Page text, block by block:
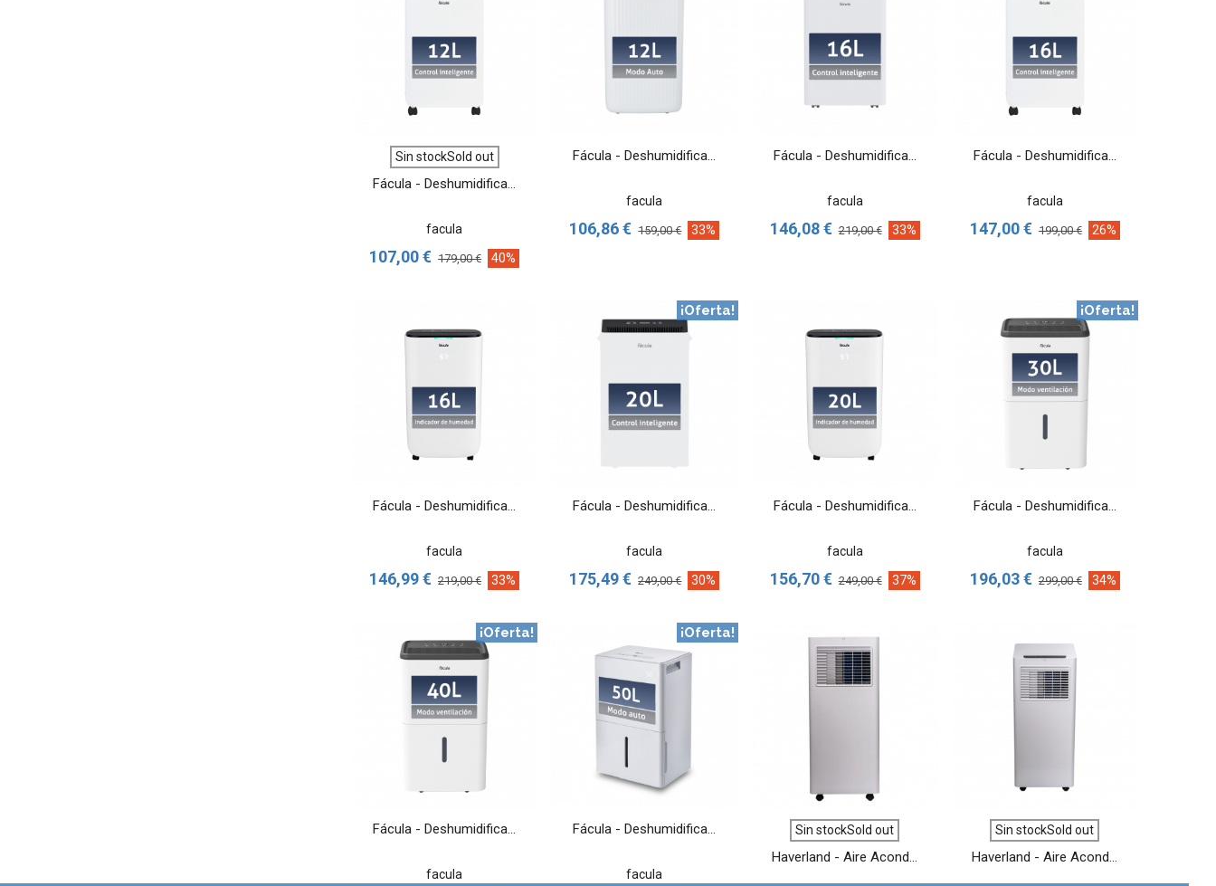
VER MÁS
Sin stockSold out
Fácula - Deshumidifica...
facula
107,00 € 179,00 € 40%
VER MÁS
Fácula - Deshumidifica...
facula
106,86 € 159,00 € 33%
VER MÁS
Fácula - Deshumidifica...
facula
146,08 € 219,00 € 33%
VER MÁS
Fácula - Deshumidifica...
facula
147,00 € 199,00 € 26%
VER MÁS
Fácula - Deshumidifica...
facula
146,99 € 219,00 € 33%
¡Oferta!
VER MÁS
Fácula - Deshumidifica...
facula
175,49 € 249,00 € 30%
VER MÁS
Fácula - Deshumidifica...
facula
156,70 € 249,00 € 37%
¡Oferta!
VER MÁS
Fácula - Deshumidifica...
facula
196,03 € 299,00 € 34%
¡Oferta!
VER MÁS
Fácula - Deshumidifica...
facula
¡Oferta!
VER MÁS
Fácula - Deshumidifica...
facula
VER MÁS
Sin stockSold out
Haverland - Aire Acond...
VER MÁS
Sin stockSold out
Haverland - Aire Acond...